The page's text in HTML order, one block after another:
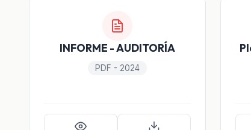
INFORME - AUDITORÍA
PDF - 2024